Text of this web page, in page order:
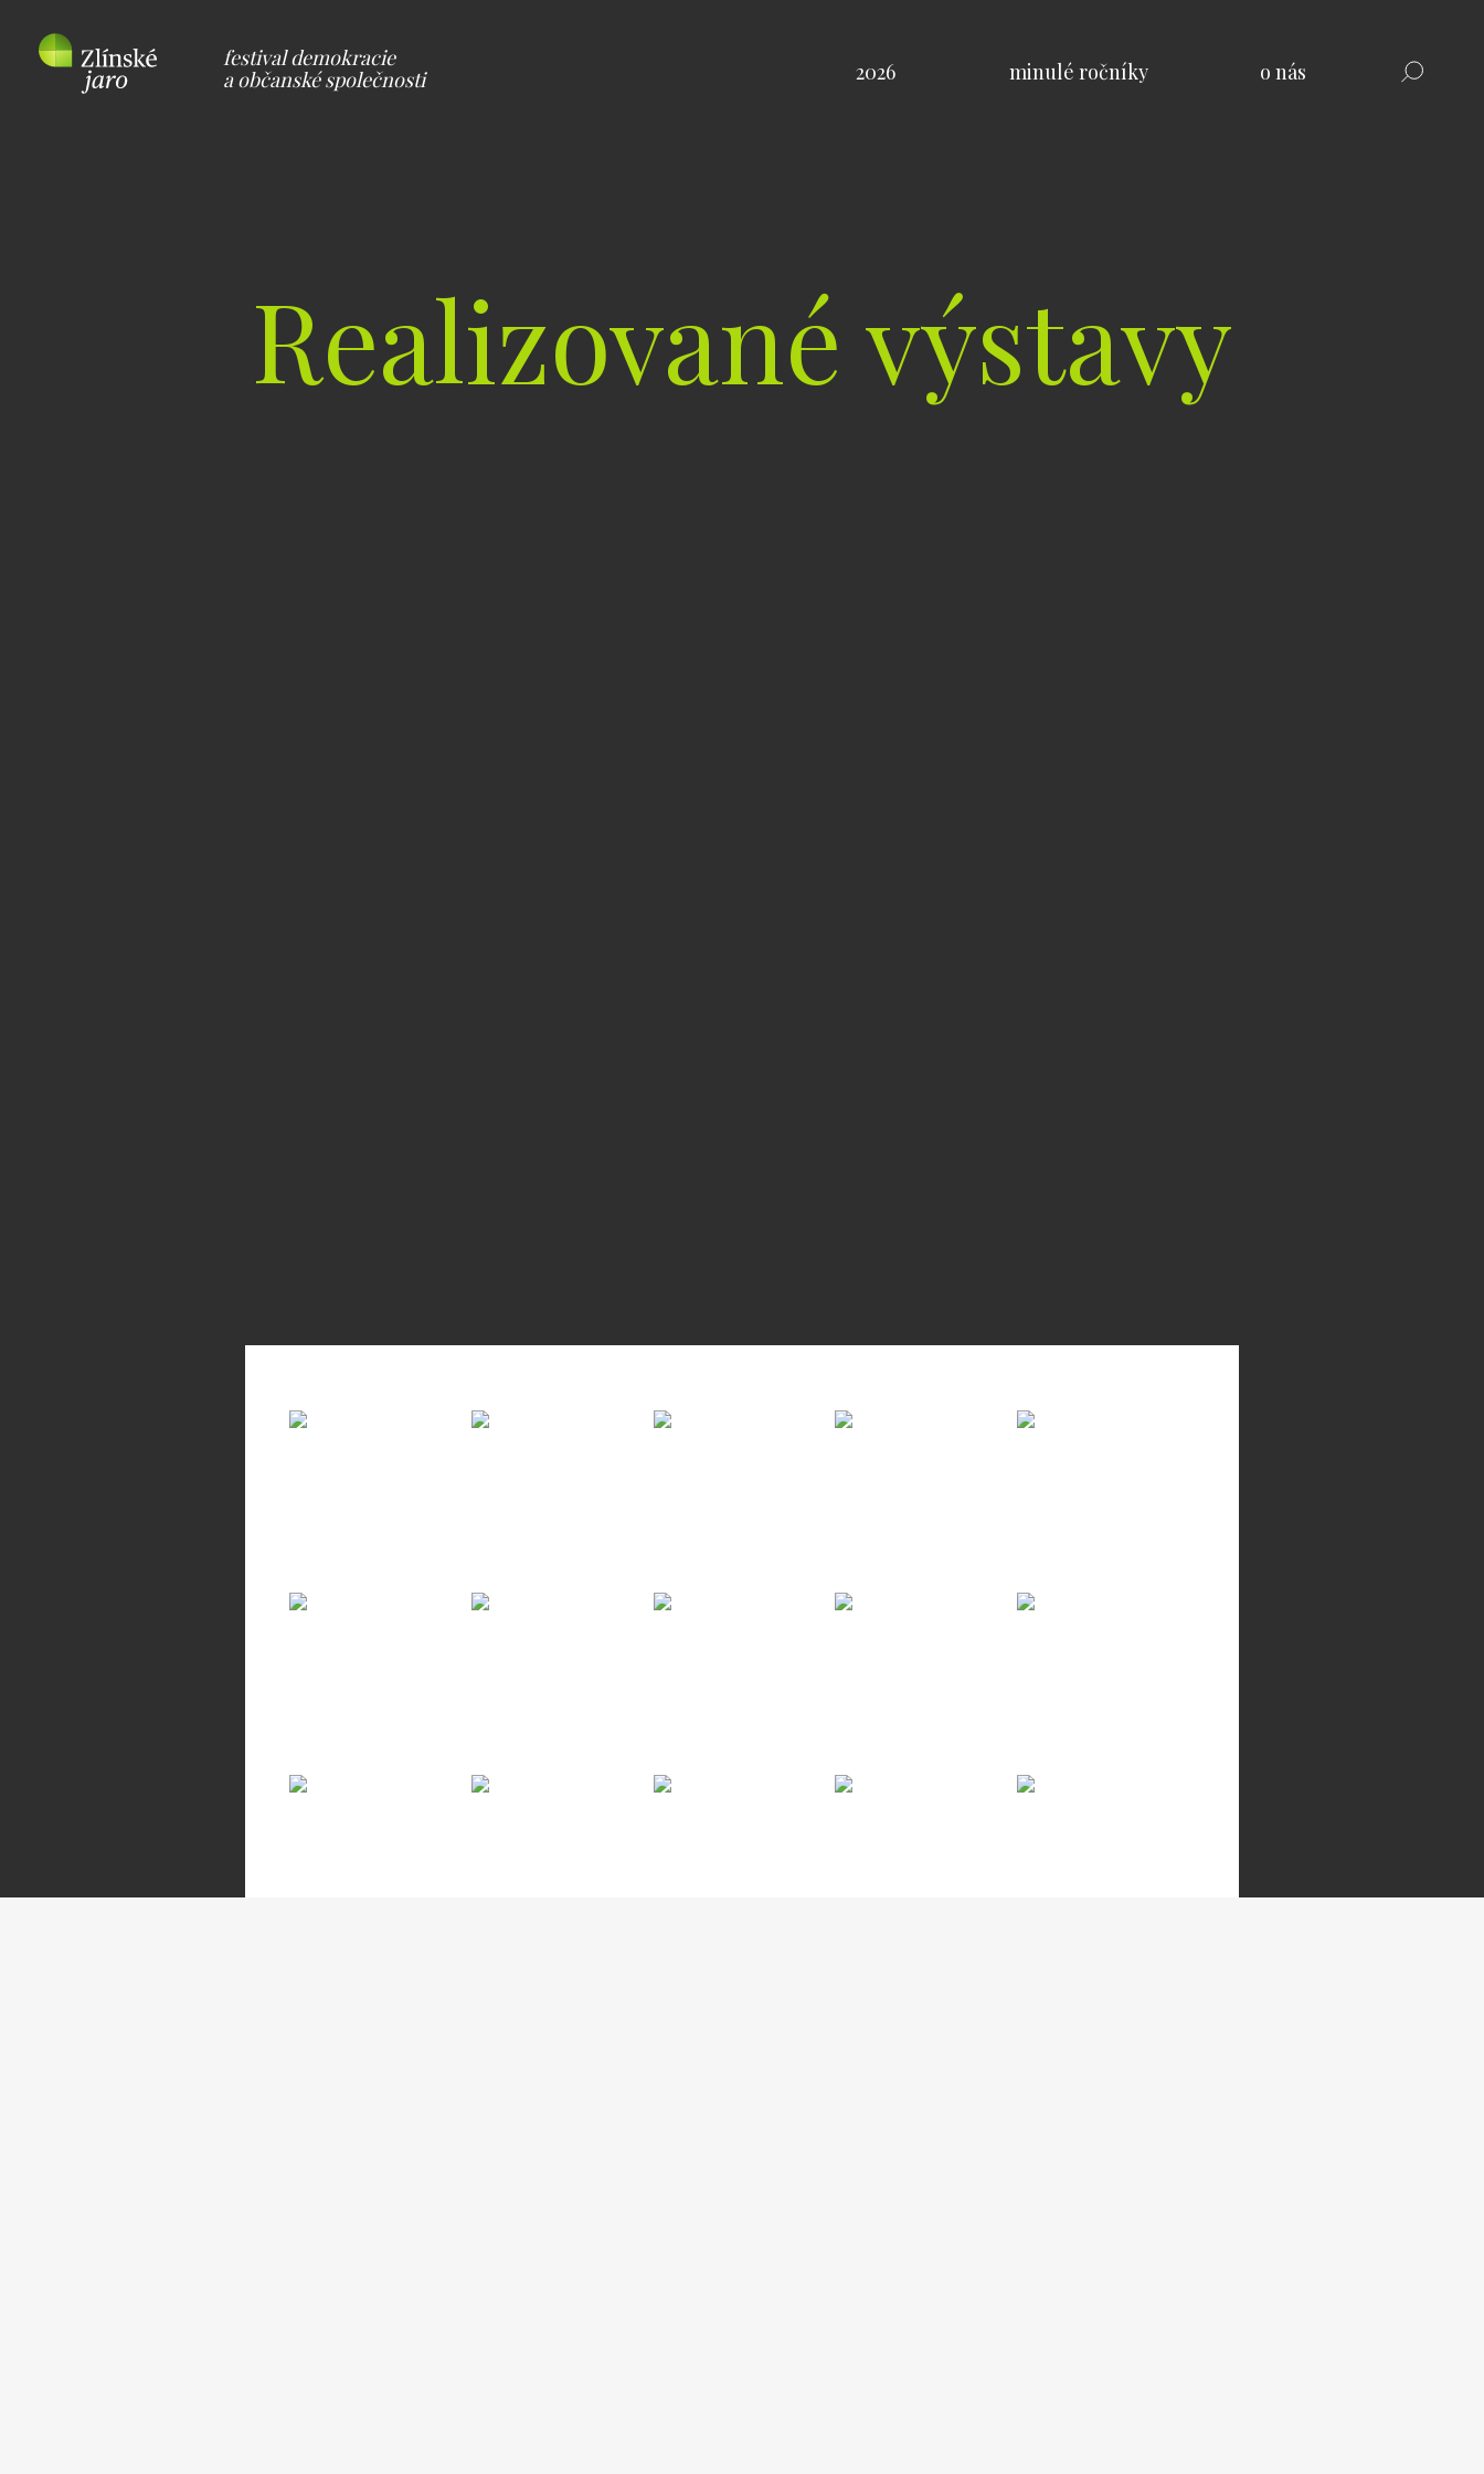
festival demokracie
a občanské společnosti
2026 minulé ročníky o nás
Realizované výstavy